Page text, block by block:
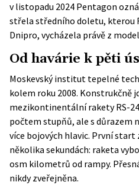
v listopadu 2024 Pentagon
střela středního doletu, kterou
Dnipro, vycházela právě z
Od havárie k pěti
Moskevský institut tepelné
kolem roku 2008. Konstrukčně
mezikontinentální rakety RS-
počtem stupňů, ale s důrazem
více bojových hlavic. První start
několika sekundách: raketa
osm kilometrů od rampy.
nikdy zveřejněna.